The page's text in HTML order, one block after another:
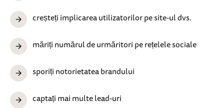
creșteți implicarea utilizatorilor pe site-ul dvs.
măriți numărul de urmăritori pe rețelele sociale
sporiți notorietatea brandului
captați mai multe lead-uri